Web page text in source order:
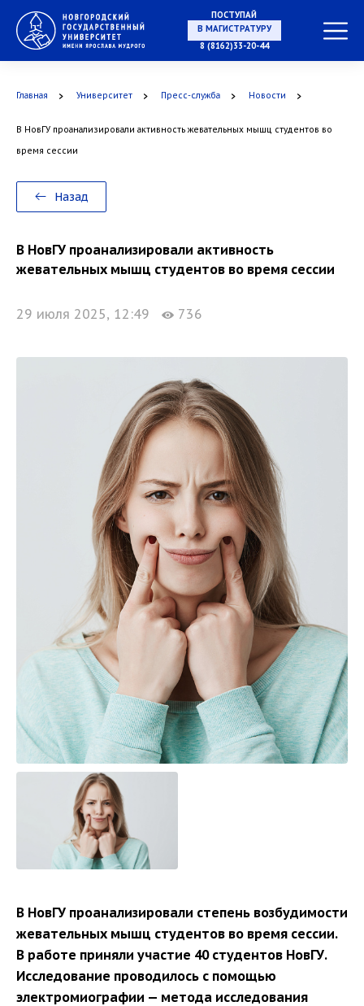
ПОСТУПАЙ
НА СПЕЦИАЛИТЕТ
В МАГИСТРАТУРУ
8 (8162)33-20-44
Главная Университет Пресс-служба Новости
В НовГУ проанализировали активность жевательных мышц студентов во
время сессии
Назад
В НовГУ проанализировали активность
жевательных мышц студентов во время сессии
29 июля 2025, 12:49 736
В НовГУ проанализировали степень возбудимости
жевательных мышц студентов во время сессии.
В работе приняли участие 40 студентов НовГУ.
Исследование проводилось с помощью
электромиографии — метода исследования